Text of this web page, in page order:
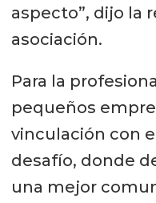
aspecto”, dijo la
asociación.
Para la
pequeños
vinculación con
desafío, donde
una mejor